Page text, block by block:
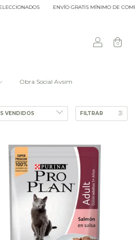
ENVÍO GRATIS MÍNIMO DE COMPRA
0
Obra Social Avsim
FILTRAR